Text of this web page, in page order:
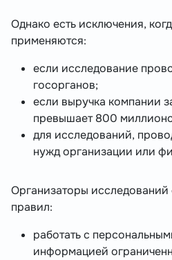
Однако есть исключения,
применяются:
если исследование
госорганов;
если выручка компании
превышает 800
для исследований,
нужд организации или
Организаторы
правил:
работать с
информацией